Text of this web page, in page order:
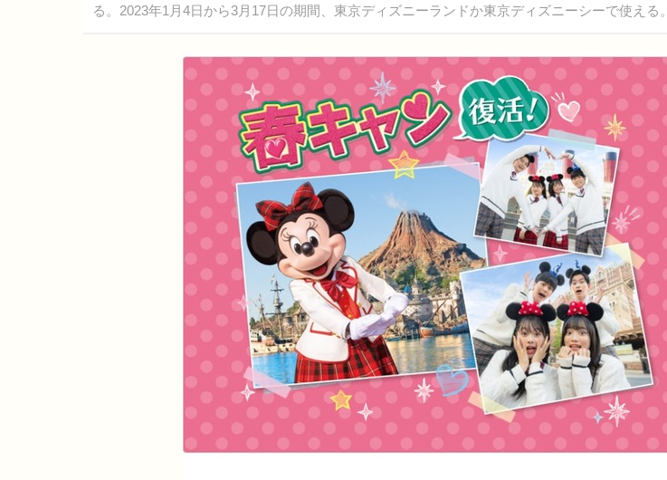
る。2023年1月4日から3月17日の期間、東京ディズニーランドか東京ディズニーシーで使える。